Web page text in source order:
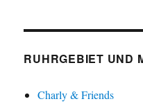
RUHRGEBIET UND
Charly & Friends